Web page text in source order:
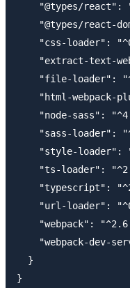
"@types/react":
"@types/react-
"css-loader":
"extract-text-
"file-loader":
"html-webpack-
"node-sass":
"sass-loader":
"style-loader":
"ts-loader":
"typescript":
"url-loader":
"webpack":
"webpack-dev-
  }